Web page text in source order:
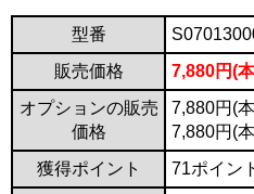
型番
販売価格
7,880円(
オプションの販売
価格
7,880円(
7,880円(
獲得ポイント
71ポイン